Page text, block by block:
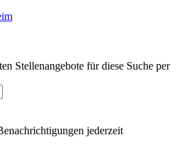
Stellenangebote für diese Suche per
jederzeit